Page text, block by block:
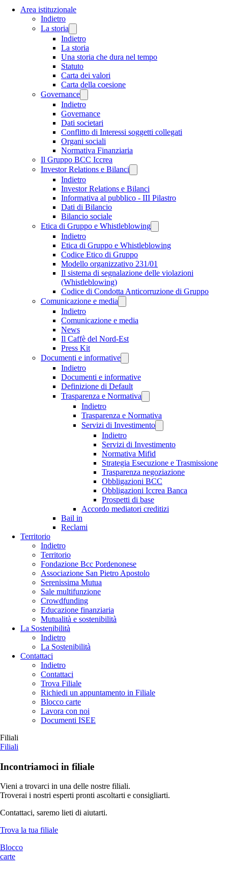
Area istituzionale
Indietro
La storia
Indietro
La storia
Una storia che dura nel tempo
Statuto
Carta dei valori
Carta della coesione
Governance
Indietro
Governance
Dati societari
Conflitto di Interessi soggetti collegati
Organi sociali
Normativa Finanziaria
Il Gruppo BCC Iccrea
Investor Relations e Bilanci
Indietro
Investor Relations e Bilanci
Informativa al pubblico - III Pilastro
Dati di Bilancio
Bilancio sociale
Etica di Gruppo e Whistleblowing
Indietro
Etica di Gruppo e Whistleblowing
Codice Etico di Gruppo
Modello organizzativo 231/01
Il sistema di segnalazione delle violazioni
(Whistleblowing)
Codice di Condotta Anticorruzione di Gruppo
Comunicazione e media
Indietro
Comunicazione e media
News
Il Caffè del Nord-Est
Press Kit
Documenti e informative
Indietro
Documenti e informative
Definizione di Default
Trasparenza e Normativa
Indietro
Trasparenza e Normativa
Servizi di Investimento
Indietro
Servizi di Investimento
Normativa Mifid
Strategia Esecuzione e Trasmissione
Trasparenza negoziazione
Obbligazioni BCC
Obbligazioni Iccrea Banca
Prospetti di base
Accordo mediatori creditizi
Bail in
Reclami
Territorio
Indietro
Territorio
Fondazione Bcc Pordenonese
Associazione San Pietro Apostolo
Serenissima Mutua
Sale multifunzione
Crowdfunding
Educazione finanziaria
Mutualità e sostenibilità
La Sostenibilità
Indietro
La Sostenibilità
Contattaci
Indietro
Contattaci
Trova Filiale
Richiedi un appuntamento in Filiale
Blocco carte
Lavora con noi
Documenti ISEE
Filiali
Filiali
Incontriamoci in filiale
Vieni a trovarci in una delle nostre filiali.
Troverai i nostri esperti pronti ascoltarti e consigliarti.
Contattaci, saremo lieti di aiutarti.
Trova la tua filiale
Blocco
carte